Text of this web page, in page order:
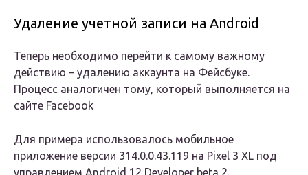
Удаление учетной записи на Android
Теперь необходимо перейти к самому важному
действию – удалению аккаунта на Фейсбуке.
Процесс аналогичен тому, который выполняется на
сайте Facebook
Для примера использовалось мобильное
приложение версии 314.0.0.43.119 на Pixel 3 XL под